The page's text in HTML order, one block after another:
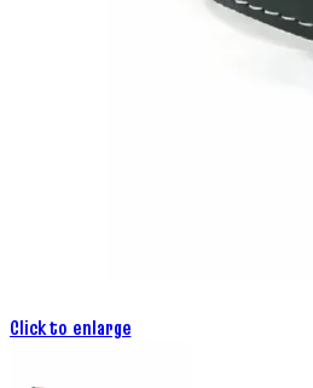
Click to enlarge